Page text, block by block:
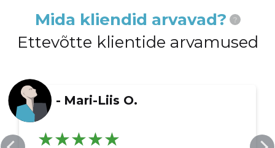
Mida kliendid arvavad? ?
Ettevõtte klientide arvamused
- Mari-Liis O.